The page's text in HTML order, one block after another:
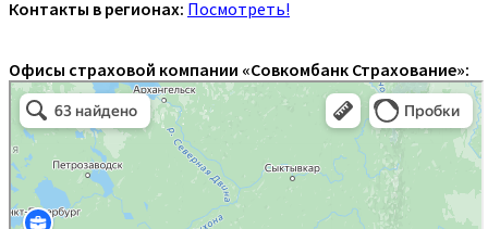
Контакты в регионах: Посмотреть!
Офисы страховой компании «Совкомбанк Страхование»: